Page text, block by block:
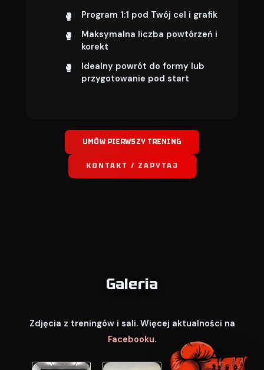
Program 1:1 pod Twój cel i grafik
Maksymalna liczba powtórzeń i
korekt
Idealny powrót do formy lub
przygotowanie pod start
UMÓW PIERWSZY TRENING
KONTAKT / ZAPYTAJ
Galeria
Zdjęcia z treningów i sali. Więcej aktualności na
Facebooku.